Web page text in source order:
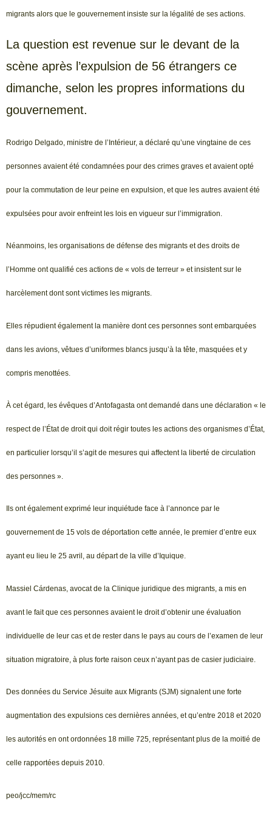
migrants alors que le gouvernement insiste sur la légalité de ses actions.
La question est revenue sur le devant de la
scène après l’expulsion de 56 étrangers ce
dimanche, selon les propres informations du
gouvernement.
Rodrigo Delgado, ministre de l’Intérieur, a déclaré qu’une vingtaine de ces
personnes avaient été condamnées pour des crimes graves et avaient opté
pour la commutation de leur peine en expulsion, et que les autres avaient été
expulsées pour avoir enfreint les lois en vigueur sur l’immigration.
Néanmoins, les organisations de défense des migrants et des droits de
l’Homme ont qualifié ces actions de « vols de terreur » et insistent sur le
harcèlement dont sont victimes les migrants.
Elles répudient également la manière dont ces personnes sont embarquées
dans les avions, vêtues d’uniformes blancs jusqu’à la tête, masquées et y
compris menottées.
À cet égard, les évêques d’Antofagasta ont demandé dans une déclaration « le
respect de l’État de droit qui doit régir toutes les actions des organismes d’État,
en particulier lorsqu’il s’agit de mesures qui affectent la liberté de circulation
des personnes ».
Ils ont également exprimé leur inquiétude face à l’annonce par le
gouvernement de 15 vols de déportation cette année, le premier d’entre eux
ayant eu lieu le 25 avril, au départ de la ville d’Iquique.
Massiel Cárdenas, avocat de la Clinique juridique des migrants, a mis en
avant le fait que ces personnes avaient le droit d’obtenir une évaluation
individuelle de leur cas et de rester dans le pays au cours de l’examen de leur
situation migratoire, à plus forte raison ceux n’ayant pas de casier judiciaire.
Des données du Service Jésuite aux Migrants (SJM) signalent une forte
augmentation des expulsions ces dernières années, et qu’entre 2018 et 2020
les autorités en ont ordonnées 18 mille 725, représentant plus de la moitié de
celle rapportées depuis 2010.
peo/jcc/mem/rc